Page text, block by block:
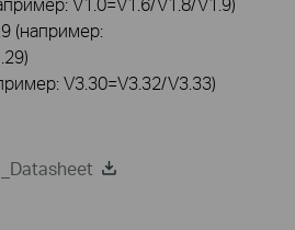
(например:
V3.30=V3.32/V3.33)